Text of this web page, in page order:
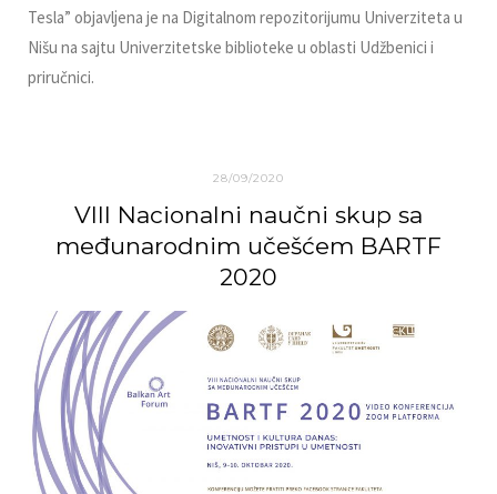
Tesla” objavlјena je na Digitalnom repozitorijumu Univerziteta u
Nišu na sajtu Univerzitetske biblioteke u oblasti Udžbenici i
priručnici.
28/09/2020
VIII Nacionalni naučni skup sa
međunarodnim učešćem BARTF
2020